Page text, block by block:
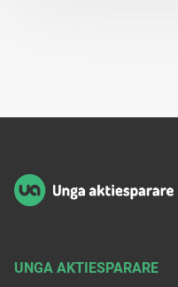
UNGA AKTIESPARARE